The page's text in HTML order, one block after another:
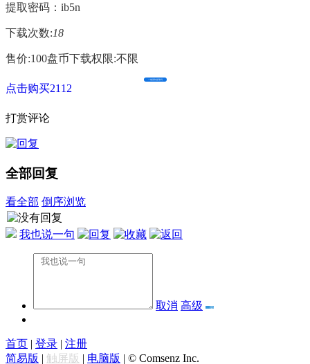
提取密码：ib5n
下载次数:18
售价:100盘币下载权限:不限
一键复制提取码
点击购买2112
打赏评论
全部回复
看全部 倒序浏览
我也说一句
取消 高级
首页 | 登录 | 注册
简易版 | 触屏版 | 电脑版 | © Comsenz Inc.